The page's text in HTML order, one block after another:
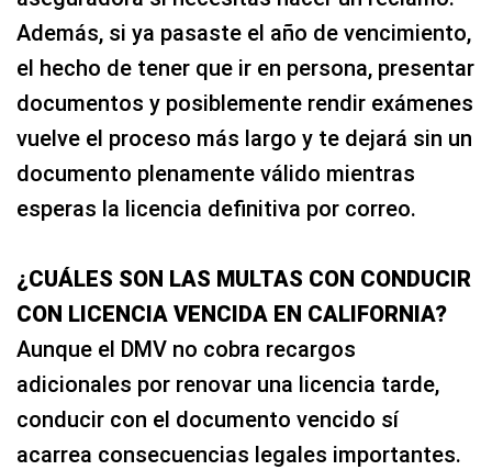
Además, si ya pasaste el año de vencimiento,
el hecho de tener que ir en persona, presentar
documentos y posiblemente rendir exámenes
vuelve el proceso más largo y te dejará sin un
documento plenamente válido mientras
esperas la licencia definitiva por correo.
¿CUÁLES SON LAS MULTAS CON CONDUCIR
CON LICENCIA VENCIDA EN CALIFORNIA?
Aunque el DMV no cobra recargos
adicionales por renovar una licencia tarde,
conducir con el documento vencido sí
acarrea consecuencias legales importantes.